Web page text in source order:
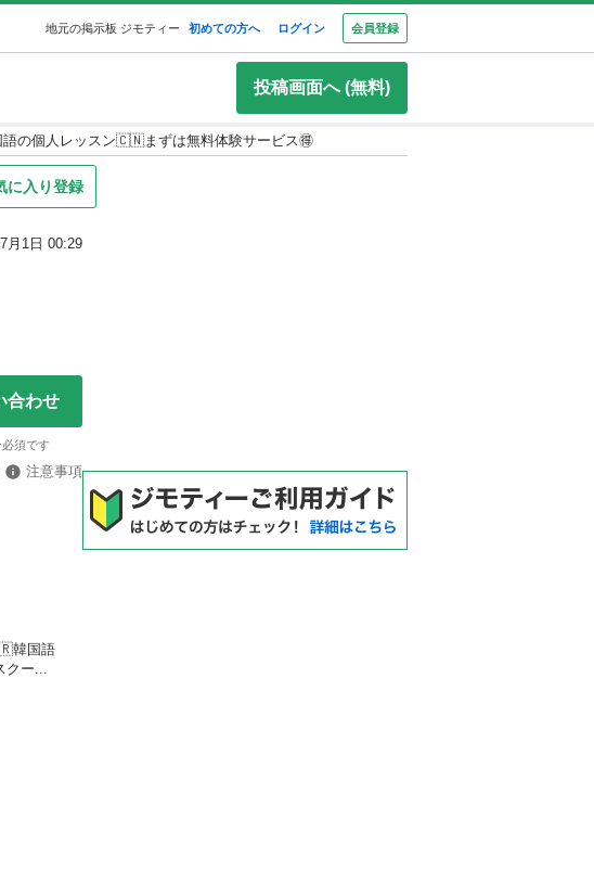
地元の掲示板 ジモティー 初めての方へ ログイン 会員登録
投稿画面へ (無料)
語の個人レッスン🇨🇳まずは無料体験サービス🉐
に入り登録
月1日 00:29
合わせ
須です
注意事項
韓国語
ー...